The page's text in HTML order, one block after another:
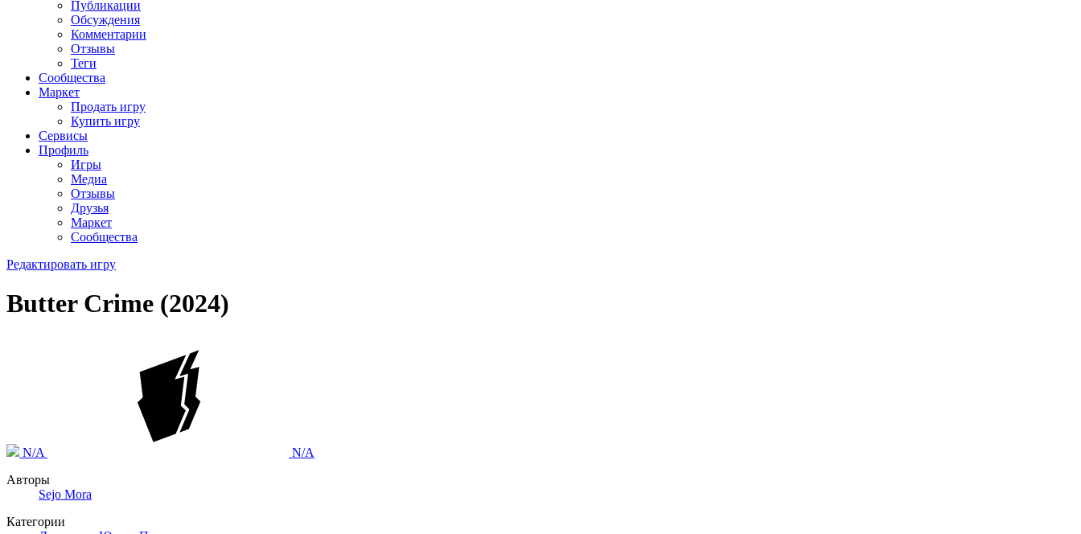
Публикации
Обсуждения
Комментарии
Отзывы
Теги
Сообщества
Маркет
Продать игру
Купить игру
Сервисы
Профиль
Игры
Медиа
Отзывы
Друзья
Маркет
Сообщества
Редактировать игру
Butter Crime (2024)
N/A
N/A
Авторы
Sejo Mora
Категории